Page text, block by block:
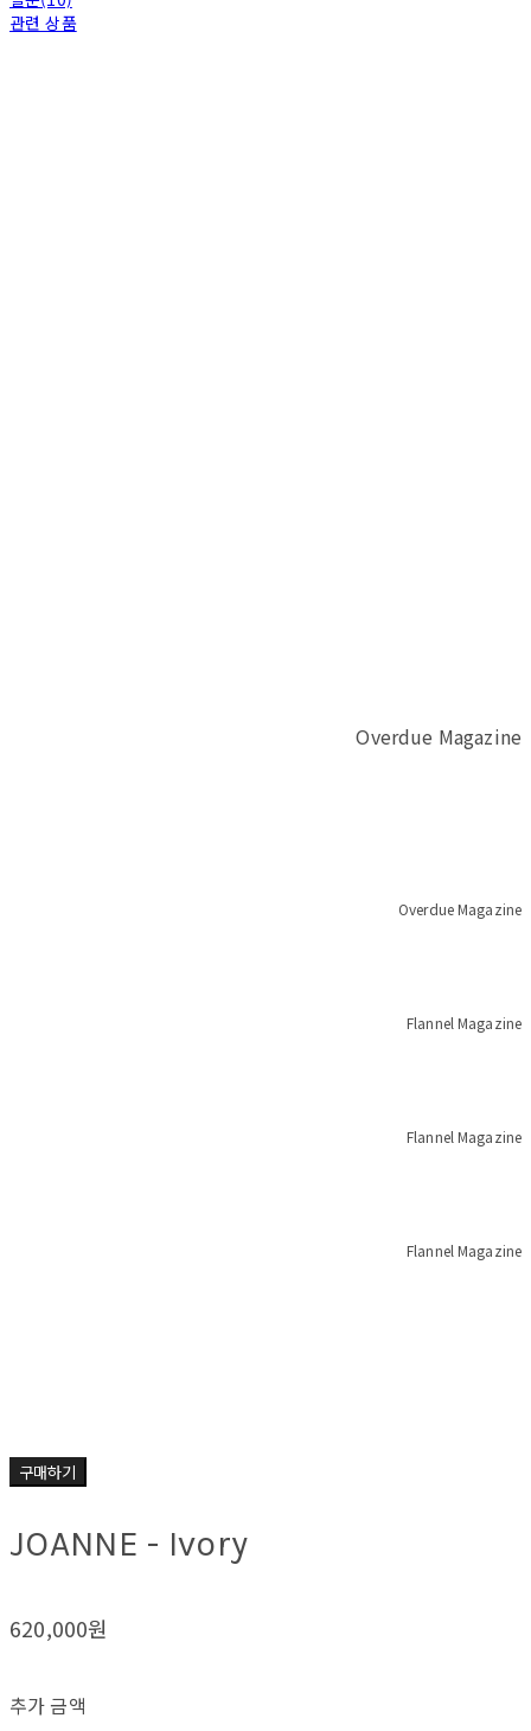
관련 상품
Overdue Magazine
Overdue Magazine
Flannel Magazine
Flannel Magazine
Flannel Magazine
구매하기
JOANNE - Ivory
620,000원
추가 금액